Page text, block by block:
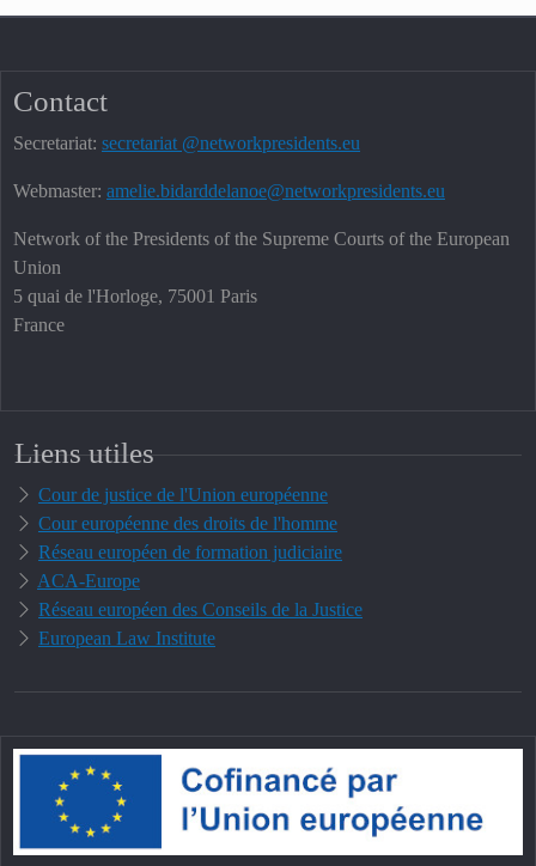
Contact
Secretariat: secretariat @networkpresidents.eu
Webmaster: amelie.bidarddelanoe@networkpresidents.eu
Network of the Presidents of the Supreme Courts of the European
Union
5 quai de l'Horloge, 75001 Paris
France
Liens utiles
Cour de justice de l'Union européenne
Cour européenne des droits de l'homme
Réseau européen de formation judiciaire
ACA-Europe
Réseau européen des Conseils de la Justice
European Law Institute